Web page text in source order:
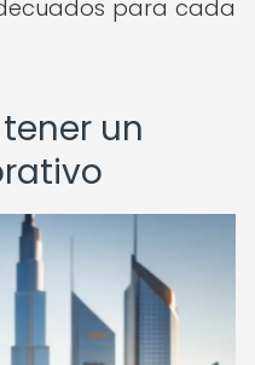
para cada
un